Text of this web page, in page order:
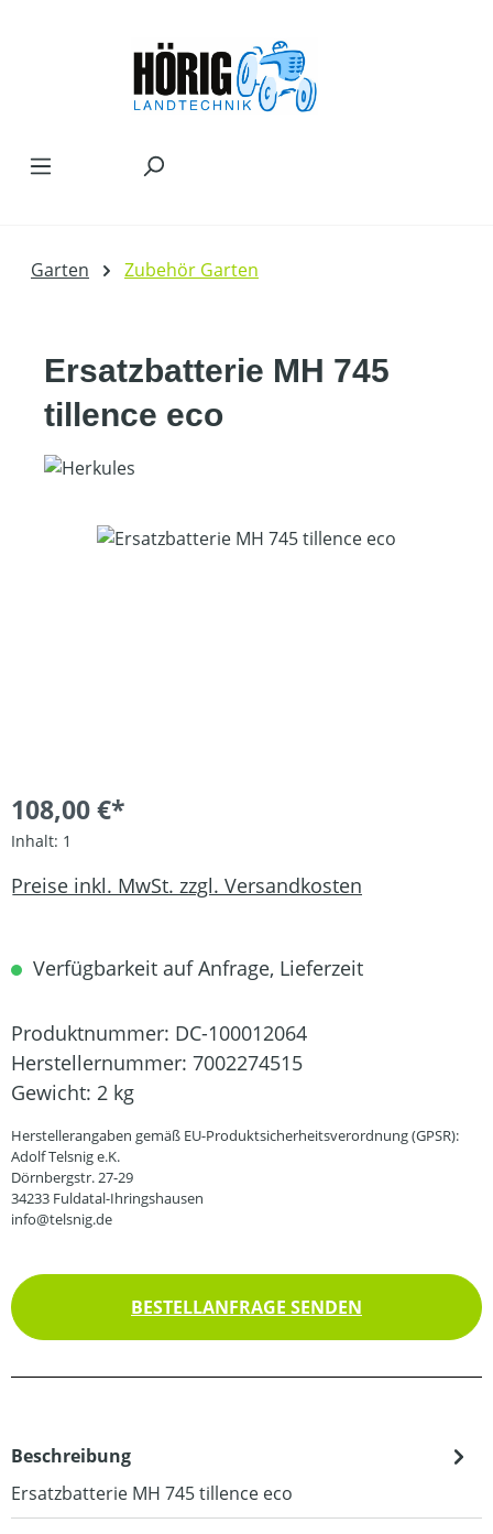
Garten Zubehör Garten
Ersatzbatterie MH 745
tillence eco
Bildergalerie überspringen
108,00 €*
Inhalt: 1
Preise inkl. MwSt. zzgl. Versandkosten
Verfügbarkeit auf Anfrage, Lieferzeit
Produktnummer: DC-100012064
Herstellernummer: 7002274515
Gewicht: 2 kg
Herstellerangaben gemäß EU-Produktsicherheitsverordnung (GPSR):
Adolf Telsnig e.K.
Dörnbergstr. 27-29
34233 Fuldatal-Ihringshausen
info@telsnig.de
BESTELLANFRAGE SENDEN
Beschreibung
Ersatzbatterie MH 745 tillence eco